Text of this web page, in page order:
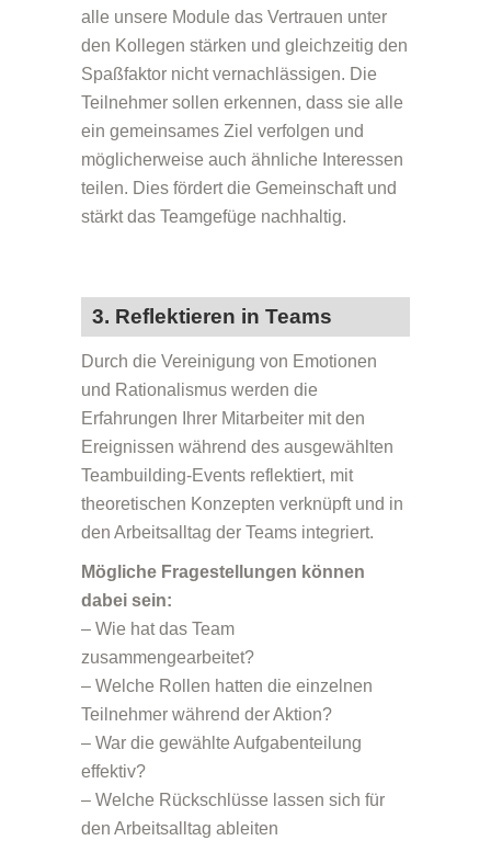
alle unsere Module das Vertrauen unter
den Kollegen stärken und gleichzeitig den
Spaßfaktor nicht vernachlässigen. Die
Teilnehmer sollen erkennen, dass sie alle
ein gemeinsames Ziel verfolgen und
möglicherweise auch ähnliche Interessen
teilen. Dies fördert die Gemeinschaft und
stärkt das Teamgefüge nachhaltig.
3. Reflektieren in Teams
Durch die Vereinigung von Emotionen
und Rationalismus werden die
Erfahrungen Ihrer Mitarbeiter mit den
Ereignissen während des ausgewählten
Teambuilding-Events reflektiert, mit
theoretischen Konzepten verknüpft und in
den Arbeitsalltag der Teams integriert.
Mögliche Fragestellungen können
dabei sein:
– Wie hat das Team
zusammengearbeitet?
– Welche Rollen hatten die einzelnen
Teilnehmer während der Aktion?
– War die gewählte Aufgabenteilung
effektiv?
– Welche Rückschlüsse lassen sich für
den Arbeitsalltag ableiten